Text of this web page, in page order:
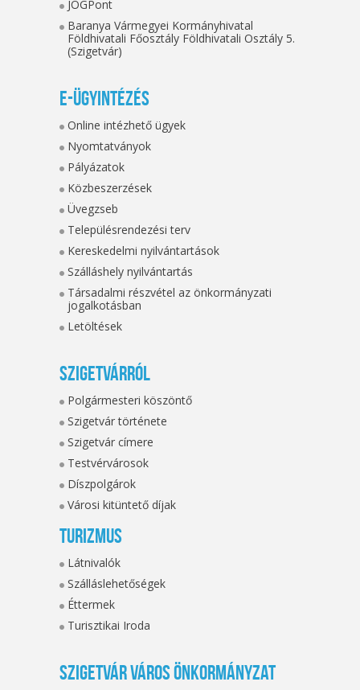
JOGPont
Baranya Vármegyei Kormányhivatal
Földhivatali Főosztály Földhivatali Osztály 5.
(Szigetvár)
E-ügyintézés
Online intézhető ügyek
Nyomtatványok
Pályázatok
Közbeszerzések
Üvegzseb
Településrendezési terv
Kereskedelmi nyilvántartások
Szálláshely nyilvántartás
Társadalmi részvétel az önkormányzati
jogalkotásban
Letöltések
Szigetvárról
Polgármesteri köszöntő
Szigetvár története
Szigetvár címere
Testvérvárosok
Díszpolgárok
Városi kitüntető díjak
Turizmus
Látnivalók
Szálláslehetőségek
Éttermek
Turisztikai Iroda
Szigetvár Város Önkormányzat